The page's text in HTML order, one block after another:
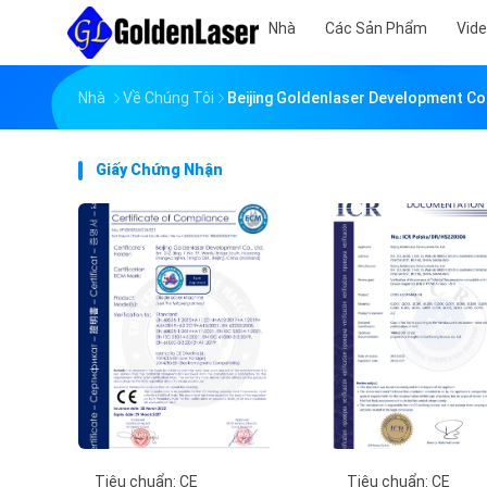
Nhà Các Sản Phẩm
Nhà Về Chúng Tôi Beijing Goldenlaser Development
Giấy Chứng Nhận
Tiêu chuẩn: CE Tiêu chuẩn: CE